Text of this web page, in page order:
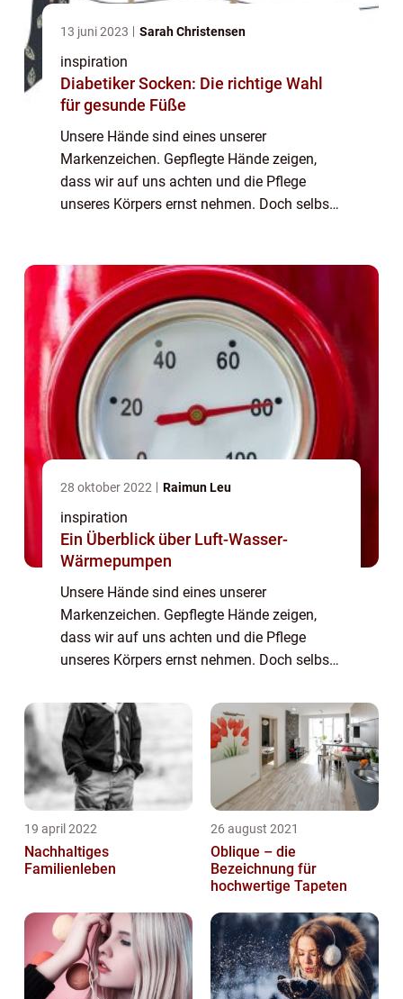
13 juni 2023 Sarah Christensen
inspiration
Diabetiker Socken: Die richtige Wahl
für gesunde Füße
Unsere Hände sind eines unserer
Markenzeichen. Gepflegte Hände zeigen,
dass wir auf uns achten und die Pflege
unseres Körpers ernst nehmen. Doch selbst
28 oktober 2022 Raimun Leu
inspiration
Ein Überblick über Luft-Wasser-
Wärmepumpen
Unsere Hände sind eines unserer
Markenzeichen. Gepflegte Hände zeigen,
dass wir auf uns achten und die Pflege
unseres Körpers ernst nehmen. Doch selbst
Nägeln kommen. Die Nageldesigner ha...
19 april 2022
Nachhaltiges
Familienleben
26 august 2021
Oblique – die
Bezeichnung für
hochwertige Tapeten